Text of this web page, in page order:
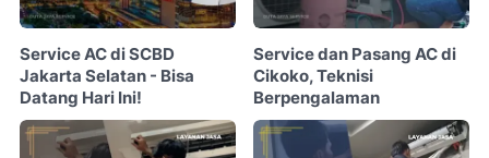
Service AC di SCBD
Jakarta Selatan - Bisa
Datang Hari Ini!
Service dan Pasang AC di
Cikoko, Teknisi
Berpengalaman